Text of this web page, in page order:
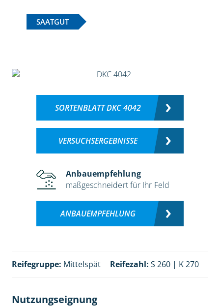
SAATGUT
SORTENBLATT DKC 4042
VERSUCHSERGEBNISSE
Anbauempfehlung
maßgeschneidert für Ihr Feld
ANBAUEMPFEHLUNG
Reifegruppe: Mittelspät Reifezahl: S 260 | K 270
Nutzungseignung